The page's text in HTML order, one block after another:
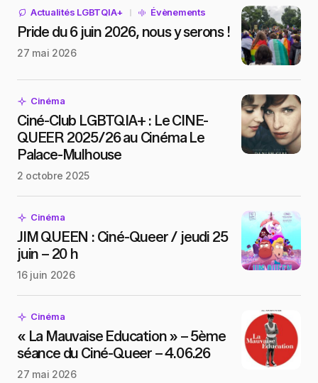
Actualités LGBTQIA+ Évènements
Pride du 6 juin 2026, nous y serons !
27 mai 2026
Cinéma
Ciné-Club LGBTQIA+ : Le CINE-
QUEER 2025/26 au Cinéma Le
Palace-Mulhouse
2 octobre 2025
Cinéma
JIM QUEEN : Ciné-Queer / jeudi 25
juin – 20 h
16 juin 2026
Cinéma
« La Mauvaise Education » – 5ème
séance du Ciné-Queer – 4.06.26
27 mai 2026